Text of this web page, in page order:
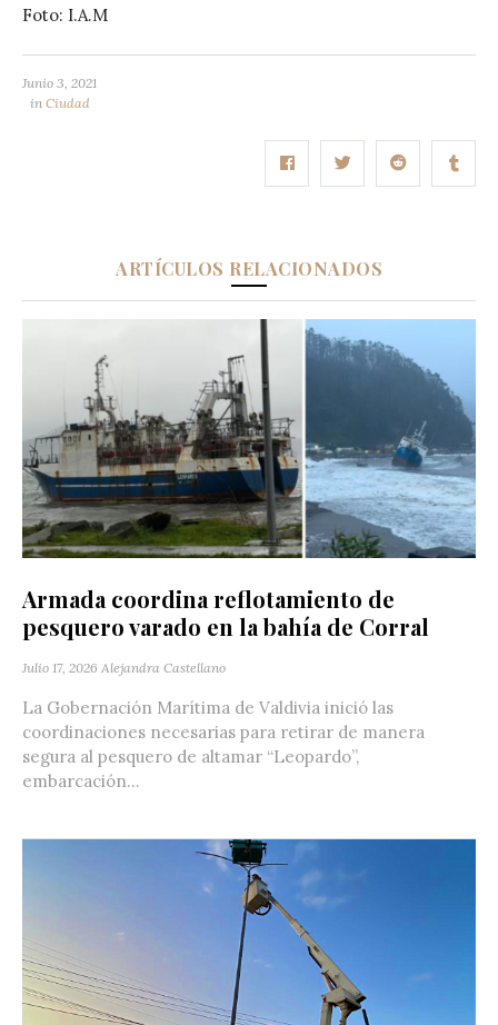
Foto: I.A.M
Junio 3, 2021
in Ciudad
ARTÍCULOS RELACIONADOS
Armada coordina reflotamiento de
pesquero varado en la bahía de Corral
Julio 17, 2026 Alejandra Castellano
La Gobernación Marítima de Valdivia inició las
coordinaciones necesarias para retirar de manera
segura al pesquero de altamar “Leopardo”,
embarcación...